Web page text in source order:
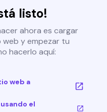
listo!
ahora es cargar
y empezar tu
hacerlo aquí:
web a
el